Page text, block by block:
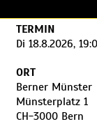
TERMIN
Di 18.8.2026,
ORT
Berner Münster
Münsterplatz 1
CH-3000 Bern